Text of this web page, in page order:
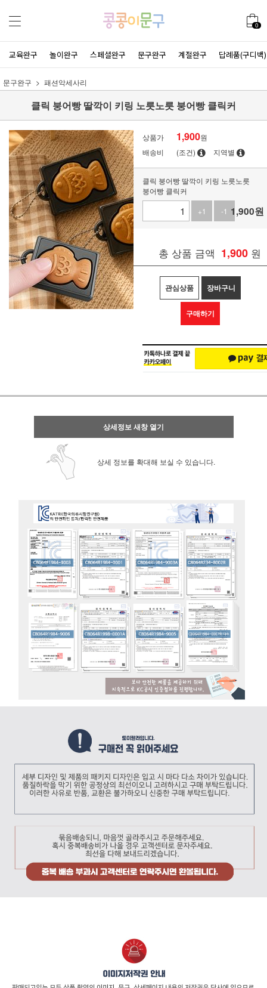
0
교육완구 놀이완구 스페셜완구 문구완구 계절완구 답례품(구디백)
문구완구 패션악세사리
클릭 붕어빵 딸깍이 키링 노릇노릇 붕어빵 클릭커
상품가 1,900원
배송비
(조건) 지역별
클릭 붕어빵 딸깍이 키링 노릇노릇
붕어빵 클릭커
+1
-1 1,900원
총 상품 금액 1,900 원
관심상품 장바구니
구매하기
상세정보 새창 열기
상세 정보를 확대해 보실 수 있습니다.